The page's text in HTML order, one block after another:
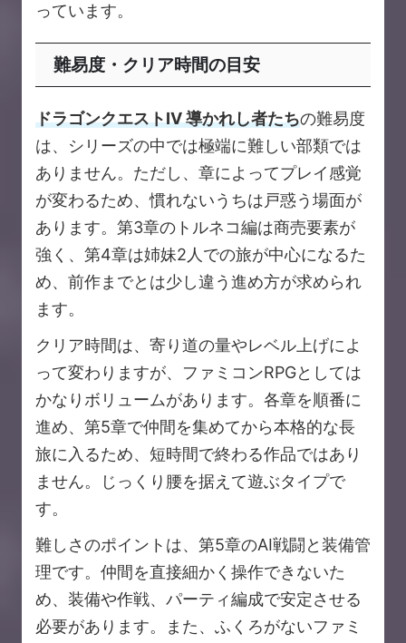
っています。
難易度・クリア時間の目安
ドラゴンクエストIV 導かれし者たちの難易度
は、シリーズの中では極端に難しい部類では
ありません。ただし、章によってプレイ感覚
が変わるため、慣れないうちは戸惑う場面が
あります。第3章のトルネコ編は商売要素が
強く、第4章は姉妹2人での旅が中心になるた
め、前作までとは少し違う進め方が求められ
ます。
クリア時間は、寄り道の量やレベル上げによ
って変わりますが、ファミコンRPGとしては
かなりボリュームがあります。各章を順番に
進め、第5章で仲間を集めてから本格的な長
旅に入るため、短時間で終わる作品ではあり
ません。じっくり腰を据えて遊ぶタイプで
す。
難しさのポイントは、第5章のAI戦闘と装備管
理です。仲間を直接細かく操作できないた
め、装備や作戦、パーティ編成で安定させる
必要があります。また、ふくろがないファミ